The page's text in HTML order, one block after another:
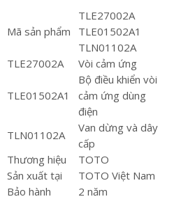
Mã sản phẩm
TLE27002A
TLE01502A1
TLN01102A
TLE27002A
Vòi cảm ứng
TLE01502A1
Bộ điều khiển vòi
cảm ứng dùng
điện
TLN01102A
Van dừng và dây
cấp
Thương hiệu
TOTO
Sản xuất tại
TOTO Việt Nam
Bảo hành
2 năm